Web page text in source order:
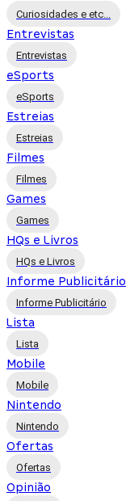
Curiosidades e etc...
Entrevistas
Entrevistas
eSports
eSports
Estreias
Estreias
Filmes
Filmes
Games
Games
HQs e Livros
HQs e Livros
Informe Publicitário
Informe Publicitário
Lista
Lista
Mobile
Mobile
Nintendo
Nintendo
Ofertas
Ofertas
Opinião